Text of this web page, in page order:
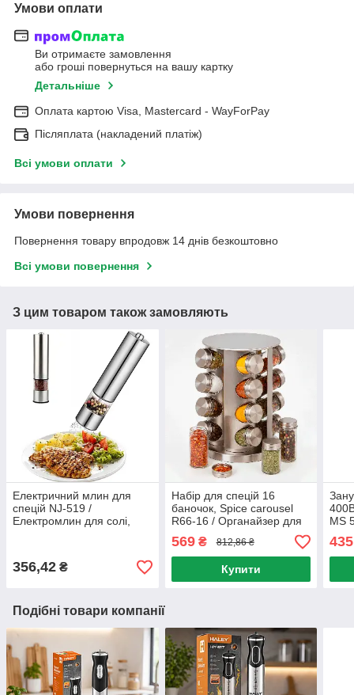
Умови оплати
Ви отримаєте замовлення
або гроші повернуться на вашу картку
Детальніше
Оплата картою Visa, Mastercard - WayForPay
Післяплата (накладений платіж)
Всі умови оплати
Умови повернення
Повернення товару впродовж 14 днів безкоштовно
Всі умови повернення
З цим товаром також замовляють
Електричний млин для
спецій NJ-519 /
Електромлин для солі,
356,42 ₴
Набір для спецій 16
баночок, Spice carousel
R66-16 / Органайзер для
підставці / Карусель для
спецій
569₴ 812,86 ₴
Купити
MS
435
Подібні товари компанії